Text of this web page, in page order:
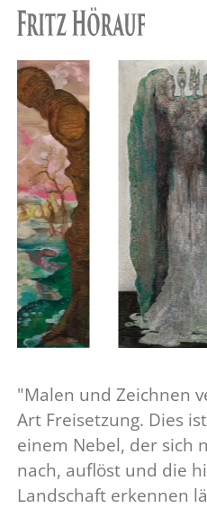
"Malen und Zeichnen
Art Freisetzung. Dies
einem Nebel, der sich
nach, auflöst und die
Landschaft erkennen